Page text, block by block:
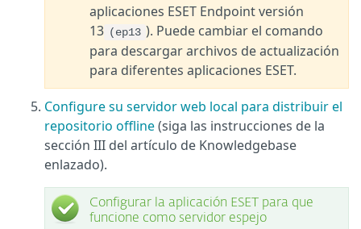
aplicaciones ESET Endpoint versión
13 (ep13 ). Puede cambiar el comando
para descargar archivos de actualización
para diferentes aplicaciones ESET.
Configure su servidor web local para distribuir el
repositorio offline(siga las instrucciones de la
sección III del artículo de Knowledgebase
enlazado).
Configurar la aplicación ESET para que
funcione como servidor espejo